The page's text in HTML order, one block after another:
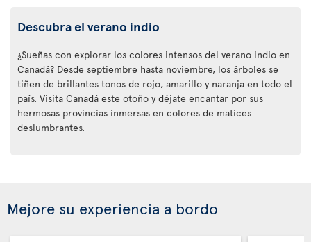
Descubra el verano indio
¿Sueñas con explorar los colores intensos del verano indio en
Canadá? Desde septiembre hasta noviembre, los árboles se
tiñen de brillantes tonos de rojo, amarillo y naranja en todo el
país. Visita Canadá este otoño y déjate encantar por sus
hermosas provincias inmersas en colores de matices
deslumbrantes.
Mejore su experiencia a bordo